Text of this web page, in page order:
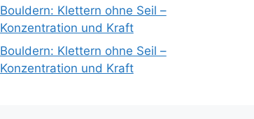
Bouldern: Klettern ohne Seil –
Konzentration und Kraft
Bouldern: Klettern ohne Seil –
Konzentration und Kraft